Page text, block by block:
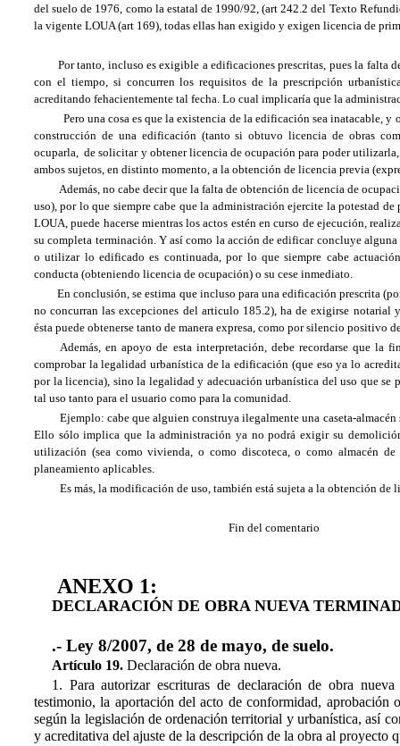
del suelo de 1976, como la estatal de 1990/92, (art 242.2 del Texto
la vigente LOUA (art 169), todas ellas han exigido y exigen licencia de
Por tanto, incluso es exigible a edificaciones prescritas, pues la falta
con el tiempo, si concurren los requisitos de la prescripción
acreditando fehacientemente tal fecha. Lo cual implicaría que la
Pero una cosa es que la existencia de la edificación sea inatacable,
construcción de una edificación (tanto si obtuvo licencia de obras
ocuparla, de solicitar y obtener licencia de ocupación para poder
ambos sujetos, en distinto momento, a la obtención de licencia previa
Además, no cabe decir que la falta de obtención de licencia de
uso), por lo que siempre cabe que la administración ejercite la potestad
LOUA, puede hacerse mientras los actos estén en curso de ejecución,
su completa terminación. Y así como la acción de edificar concluye
o utilizar lo edificado es continuada, por lo que siempre cabe
conducta (obteniendo licencia de ocupación) o su cese inmediato.
En conclusión, se estima que incluso para una edificación prescrita
no concurran las excepciones del articulo 185.2), ha de exigirse
ésta puede obtenerse tanto de manera expresa, como por silencio positivo
Además, en apoyo de esta interpretación, debe recordarse que la
comprobar la legalidad urbanística de la edificación (que eso ya lo
por la licencia), sino la legalidad y adecuación urbanística del uso que se
tal uso tanto para el usuario como para la comunidad.
Ejemplo: cabe que alguien construya ilegalmente una caseta-
Ello sólo implica que la administración ya no podrá exigir su
utilización (sea como vivienda, o como discoteca, o como almacén
planeamiento aplicables.
Es más, la modificación de uso, también está sujeta a la obtención
Fin del comentario
ANEXO 1:
DECLARACIÓN DE OBRA NUEVA
.- Ley 8/2007, de 28 de mayo, de suelo.
Artículo 19. Declaración de obra nueva.
1. Para autorizar escrituras de declaración de obra
testimonio, la aportación del acto de conformidad, aprobación
según la legislación de ordenación territorial y urbanística, así
y acreditativa del ajuste de la descripción de la obra al proyecto